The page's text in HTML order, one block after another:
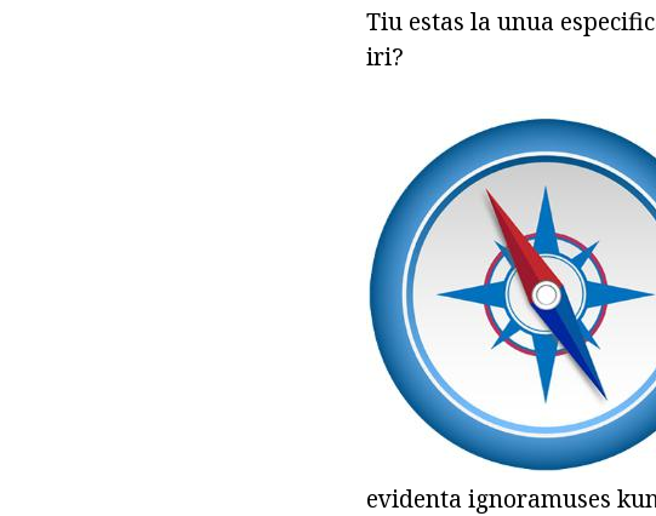
Tiu estas la unua
iri?
evidenta ignoramuses